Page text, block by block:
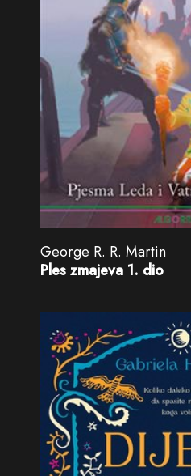
George R. R. Martin
Ples zmajeva 1. dio